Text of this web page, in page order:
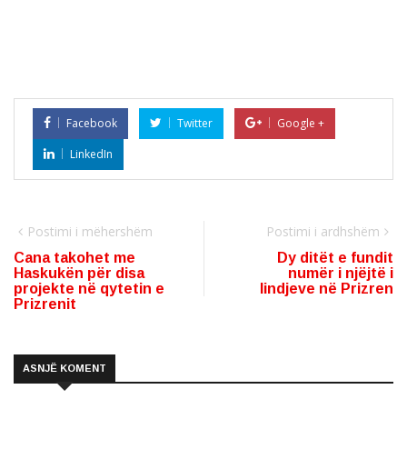
Facebook Twitter
Google +
LinkedIn
Postimi i mëhershëm
Cana takohet me
Haskukën për disa
projekte në qytetin e
Prizrenit
Postimi i ardhshëm
Dy ditët e fundit
numër i njëjtë i
lindjeve në Prizren
ASNJË KOMENT